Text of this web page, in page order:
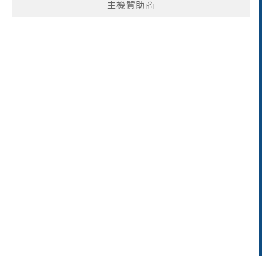
主機贊助商